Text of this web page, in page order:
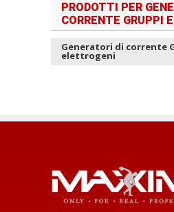
PRODOTTI PER
CORRENTE GRUPPI
Generatori di corrente
elettrogeni